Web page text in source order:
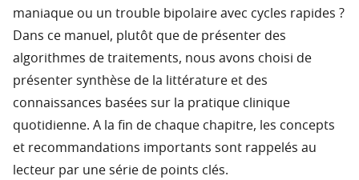
maniaque ou un trouble bipolaire avec cycles rapides ?
Dans ce manuel, plutôt que de présenter des
algorithmes de traitements, nous avons choisi de
présenter synthèse de la littérature et des
connaissances basées sur la pratique clinique
quotidienne. A la fin de chaque chapitre, les concepts
et recommandations importants sont rappelés au
lecteur par une série de points clés.